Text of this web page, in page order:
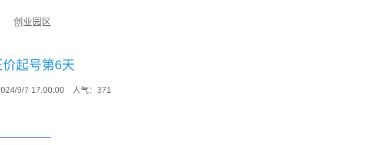
创业园区
起号第6天
9/7 17:00:00 人气： 371